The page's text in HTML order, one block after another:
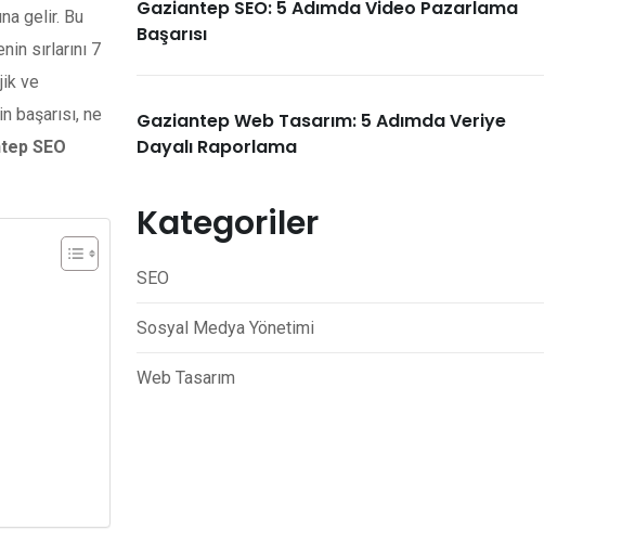
gelir. Bu
sırlarını 7
ve
ne
SEO
Gaziantep SEO: 5 Adımda Video Pazarlama
Başarısı
Gaziantep Web Tasarım: 5 Adımda Veriye
Dayalı Raporlama
Kategoriler
SEO
Sosyal Medya Yönetimi
Web Tasarım